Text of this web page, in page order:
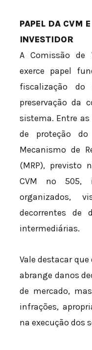
PAPEL DA CVM
INVESTIDOR
A Comissão de
exerce papel
fiscalização
preservação da
sistema. Entre
de proteção do
Mecanismo de
(MRP), previsto
CVM nº 505,
organizados,
decorrentes de
intermediárias.
Vale destacar
abrange danos
de mercado,
infrações,
na execução dos